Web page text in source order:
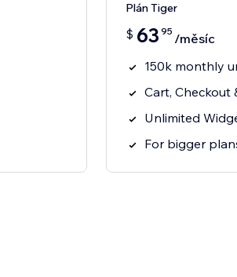
Plán Tiger
$ 63 95 /měsíc
150k monthly
Cart, Checkout
Unlimited
For bigger